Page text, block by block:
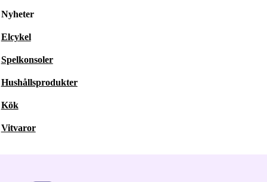
Nyheter
Elcykel
Spelkonsoler
Hushållsprodukter
Kök
Vitvaror